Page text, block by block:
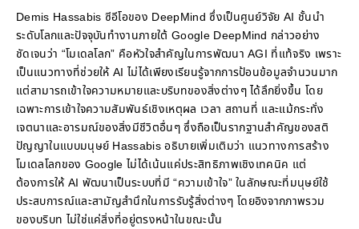
Demis Hassabis ซีอีโอของ DeepMind ซึ่งเป็นศูนย์วิจัย AI ชั้นนำ
ระดับโลกและปัจจุบันทำงานภายใต้ Google DeepMind กล่าวอย่าง
ชัดเจนว่า “โมเดลโลก” คือหัวใจสำคัญในการพัฒนา AGI ที่แท้จริง เพราะ
เป็นแนวทางที่ช่วยให้ AI ไม่ได้เพียงเรียนรู้จากการป้อนข้อมูลจำนวนมาก
แต่สามารถเข้าใจความหมายและบริบทของสิ่งต่างๆ ได้ลึกยิ่งขึ้น โดย
เฉพาะการเข้าใจความสัมพันธ์เชิงเหตุผล เวลา สถานที่ และแม้กระทั่ง
เจตนาและอารมณ์ของสิ่งมีชีวิตอื่นๆ ซึ่งถือเป็นรากฐานสำคัญของสติ
ปัญญาในแบบมนุษย์ Hassabis อธิบายเพิ่มเติมว่า แนวทางการสร้าง
โมเดลโลกของ Google ไม่ได้เน้นแค่ประสิทธิภาพเชิงเทคนิค แต่
ต้องการให้ AI พัฒนาเป็นระบบที่มี “ความเข้าใจ” ในลักษณะที่มนุษย์ใช้
ประสบการณ์และสามัญสำนึกในการรับรู้สิ่งต่างๆ โดยอิงจากภาพรวม
ของบริบท ไม่ใช่แค่สิ่งที่อยู่ตรงหน้าในขณะนั้น